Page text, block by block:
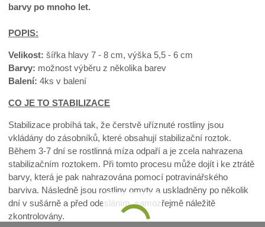
barvy po mnoho let.
POPIS:
Velikost:šířka hlavy 7 - 8 cm, výška 5,5 - 6 cm
Barvy: možnost výběru z několika barev
Balení: 4ks v balení
CO JE TO STABILIZACE
Stabilizace probíhá tak, že čerstvě uříznuté rostliny jsou
vkládány do zásobníků, které obsahují stabilizační roztok.
Během 3-7 dní se rostlinná míza odpaří a je zcela nahrazena
stabilizačním roztokem. Při tomto procesu může dojít i ke ztrátě
barvy, která je pak nahrazována pomocí potravinářského
barviva. Následně jsou rostliny omyty a uskladněny po několik
dní v sušárně a před odesláním, samozřejmě náležitě
zkontrolovány.